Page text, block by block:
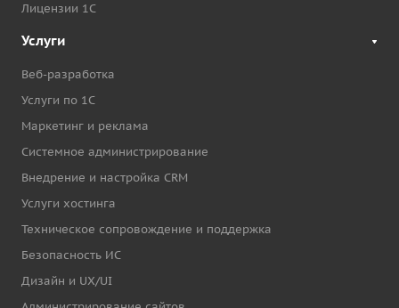
Лицензии 1С
Услуги
Веб-разработка
Услуги по 1С
Маркетинг и реклама
Системное администрирование
Внедрение и настройка CRM
Услуги хостинга
Техническое сопровождение и поддержка
Безопасность ИС
Дизайн и UX/UI